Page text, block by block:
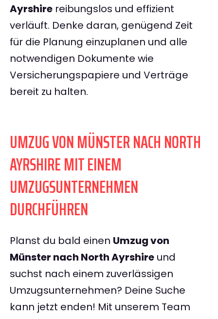
Ayrshire reibungslos und effizient
verläuft. Denke daran, genügend Zeit
für die Planung einzuplanen und alle
notwendigen Dokumente wie
Versicherungspapiere und Verträge
bereit zu halten.
UMZUG VON MÜNSTER NACH NORTH
AYRSHIRE MIT EINEM
UMZUGSUNTERNEHMEN
DURCHFÜHREN
Planst du bald einen Umzug von
Münster nach North Ayrshire und
suchst nach einem zuverlässigen
Umzugsunternehmen? Deine Suche
kann jetzt enden! Mit unserem Team